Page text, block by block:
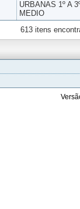
URBANAS 1º A
MEDIO
613 itens